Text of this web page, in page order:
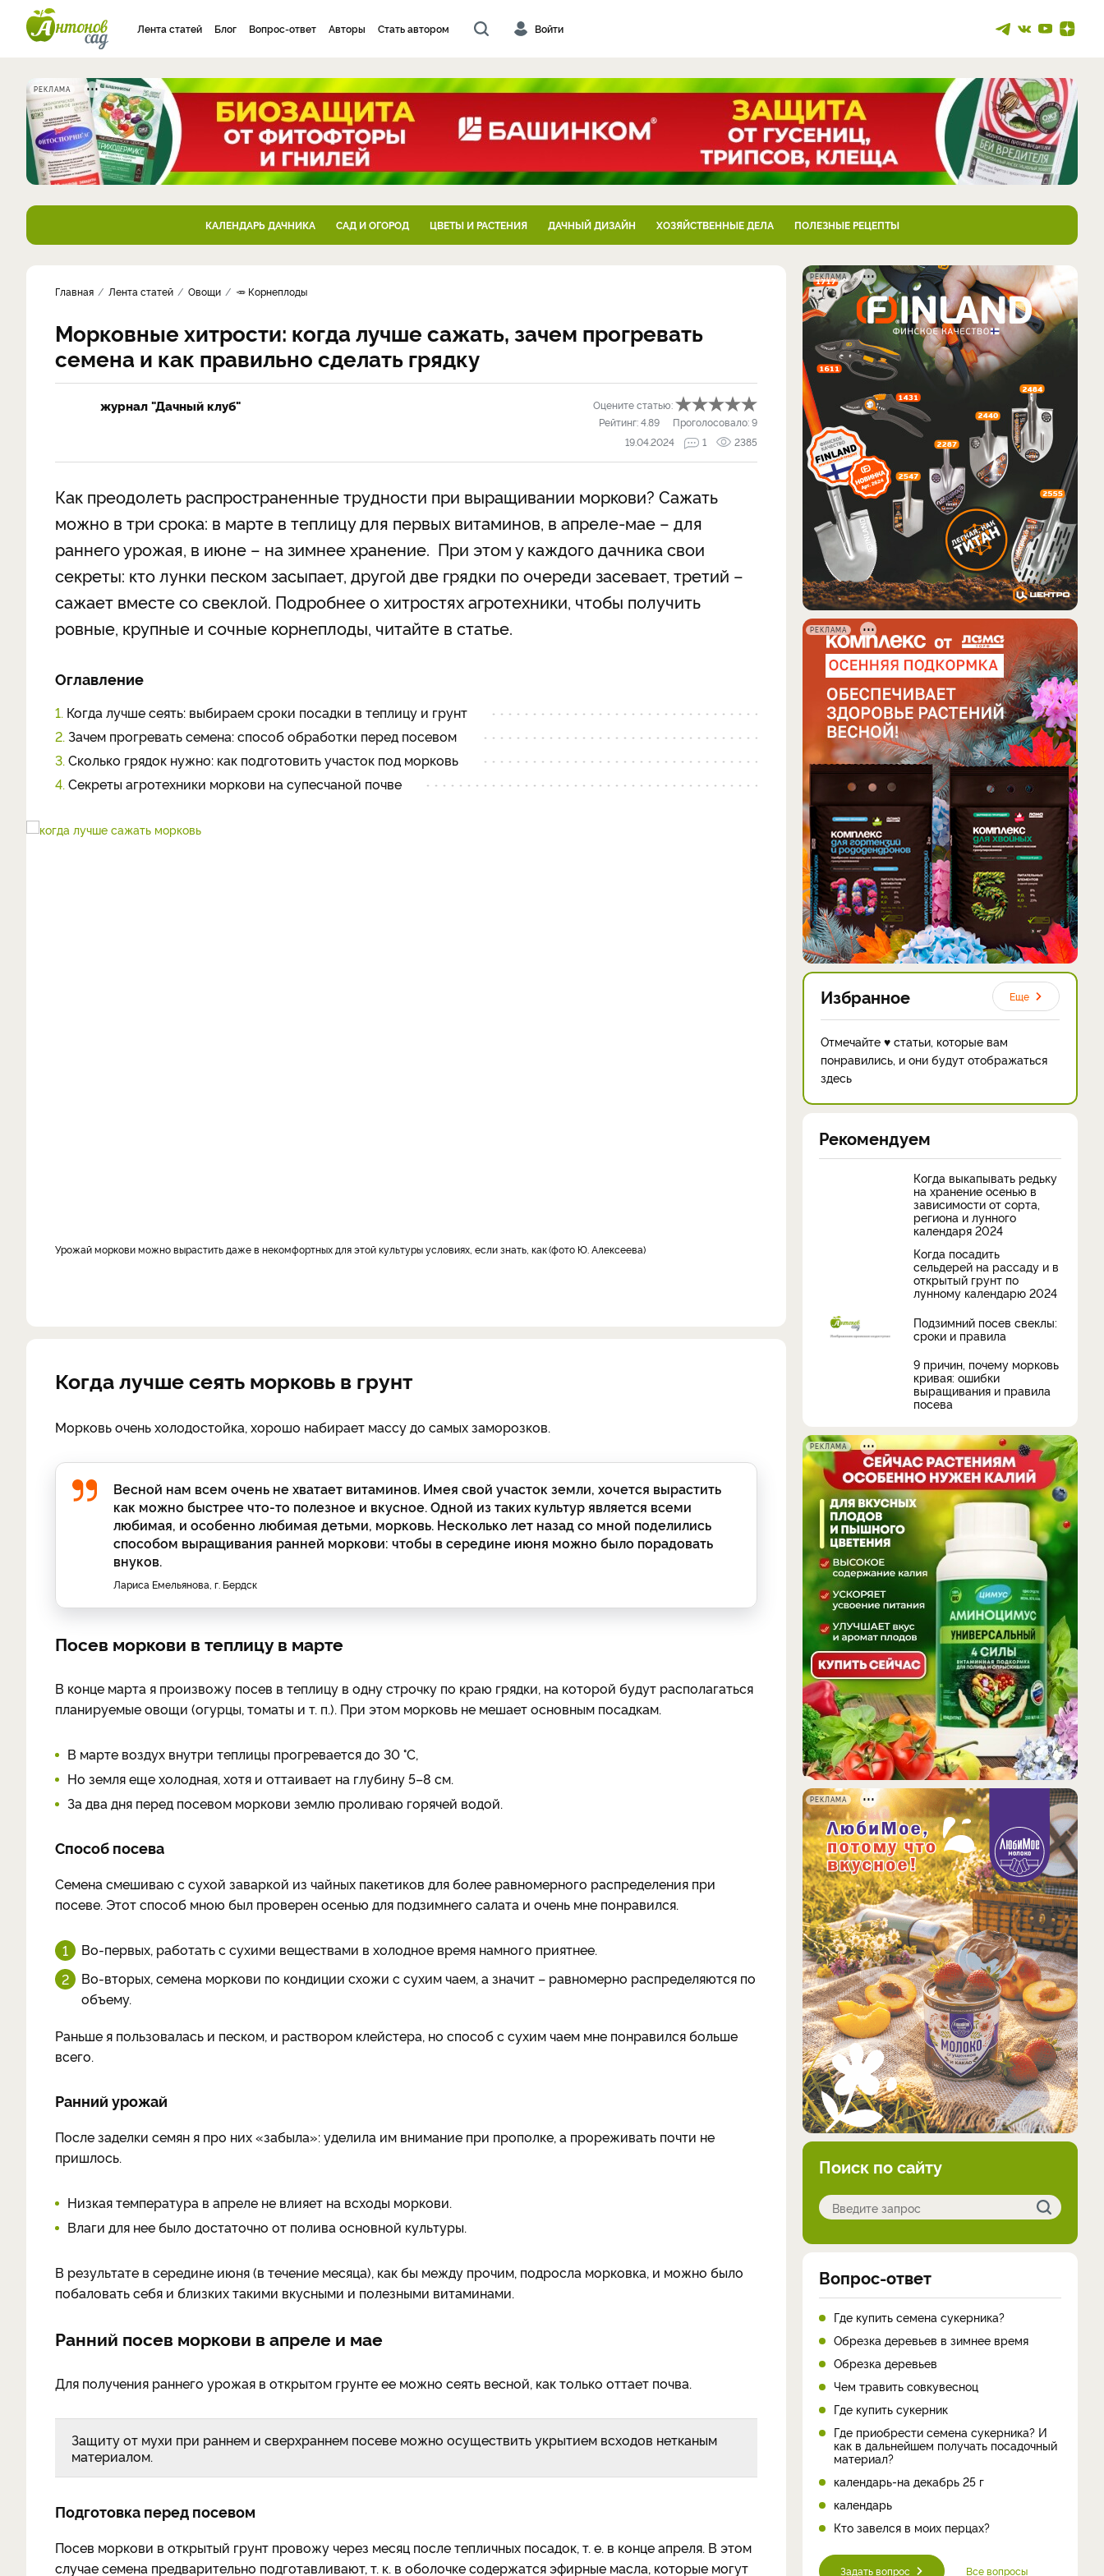
Лента статей Блог Вопрос-ответ Авторы Стать автором Войти
РЕКЛАМА
КАЛЕНДАРЬ ДАЧНИКА САД И ОГОРОД ЦВЕТЫ И РАСТЕНИЯ ДАЧНЫЙ ДИЗАЙН ХОЗЯЙСТВЕННЫЕ ДЕЛА ПОЛЕЗНЫЕ РЕЦЕПТЫ
Главная Лента статей Овощи 🥕 Корнеплоды
Морковные хитрости: когда лучше сажать, зачем прогревать
семена и как правильно сделать грядку
журнал "Дачный клуб"
Оцените статью:
Рейтинг:4.89 Проголосовало:9
19.04.2024
1 2385
​Как преодолеть распространенные трудности при выращивании моркови? Сажать
можно в три срока: в марте в теплицу для первых витаминов, в апреле-мае – для
раннего урожая, в июне – на зимнее хранение. При этом у каждого дачника свои
секреты: кто лунки песком засыпает, другой две грядки по очереди засевает, третий –
сажает вместе со свеклой. Подробнее о хитростях агротехники, чтобы получить
ровные, крупные и сочные корнеплоды, читайте в статье.
Оглавление
1. Когда лучше сеять: выбираем сроки посадки в теплицу и грунт
2. Зачем прогревать семена: способ обработки перед посевом
3. Сколько грядок нужно: как подготовить участок под морковь
4. Секреты агротехники моркови на супесчаной почве
Урожай моркови можно вырастить даже в некомфортных для этой культуры условиях, если знать, как фото Ю. Алексеева
Когда лучше сеять морковь в грунт
Морковь очень холодостойка, хорошо набирает массу до самых заморозков.
Весной нам всем очень не хватает витаминов. Имея свой участок земли, хочется вырастить
как можно быстрее что-то полезное и вкусное. Одной из таких культур является всеми
любимая, и особенно любимая детьми, морковь. Несколько лет назад со мной поделились
способом выращивания ранней моркови: чтобы в середине июня можно было порадовать
внуков.
Лариса Емельянова, г. Бердск
Посев моркови в теплицу в марте
В конце марта я произвожу посев в теплицу в одну строчку по краю грядки, на которой будут располагаться
планируемые овощи (огурцы, томаты и т. п.). При этом морковь не мешает основным посадкам.
В марте воздух внутри теплицы прогревается до 30 °С,
Но земля еще холодная, хотя и оттаивает на глубину 5–8 см.
За два дня перед посевом моркови землю проливаю горячей водой.
Способ посева
Семена смешиваю с сухой заваркой из чайных пакетиков для более равномерного распределения при
посеве. Этот способ мною был проверен осенью для подзимнего салата и очень мне понравился.
Во-первых, работать с сухими веществами в холодное время намного приятнее.
Во-вторых, семена моркови по кондиции схожи с сухим чаем, а значит – равномерно распределяются по
объему.
Раньше я пользовалась и песком, и раствором клейстера, но способ с сухим чаем мне понравился больше
всего.
Ранний урожай
После заделки семян я про них «забыла»: уделила им внимание при прополке, а прореживать почти не
пришлось.
Низкая температура в апреле не влияет на всходы моркови.
Влаги для нее было достаточно от полива основной культуры.
В результате в середине июня (в течение месяца), как бы между прочим, подросла морковка, и можно было
побаловать себя и близких такими вкусными и полезными витаминами.
Ранний посев моркови в апреле и мае
Для получения раннего урожая в открытом грунте ее можно сеять весной, как только оттает почва.
Защиту от мухи при раннем и сверхраннем посеве можно осуществить укрытием всходов нетканым
материалом.
Подготовка перед посевом
Посев моркови в открытый грунт провожу через месяц после тепличных посадок, т. е. в конце апреля. В этом
случае семена предварительно подготавливают, т. к. в оболочке содержатся эфирные масла, которые могут
РЕКЛАМА
РЕКЛАМА
Избранное Еще
Отмечайте ♥ статьи, которые вам
понравились, и они будут отображаться
здесь
Рекомендуем
Когда выкапывать редьку
на хранение осенью в
зависимости от сорта,
региона и лунного
календаря 2024
Когда посадить
сельдерей на рассаду и в
открытый грунт по
лунному календарю 2024
Подзимний посев свеклы:
сроки и правила
9 причин, почему морковь
кривая: ошибки
выращивания и правила
посева
РЕКЛАМА
РЕКЛАМА
Поиск по сайту
Вопрос-ответ
Где купить семена сукерника?
Обрезка деревьев в зимнее время
Обрезка деревьев
Чем травить совкувесноц
Где купить сукерник
Где приобрести семена сукерника? И
как в дальнейшем получать посадочный
материал?
календарь-на декабрь 25 г
календарь
Кто завелся в моих перцах?
Задать вопрос Все вопросы